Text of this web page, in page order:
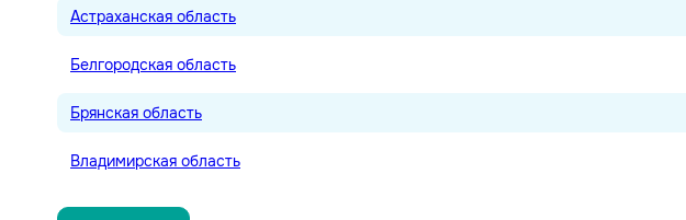
Астраханская область
Белгородская область
Брянская область
Владимирская область